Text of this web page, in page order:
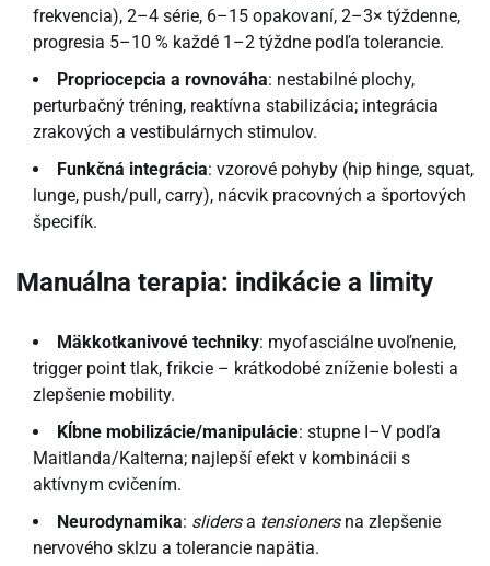
frekvencia), 2–4 série, 6–15 opakovaní, 2–3× týždenne,
progresia 5–10 % každé 1–2 týždne podľa tolerancie.
Propriocepcia a rovnováha: nestabilné plochy,
perturbačný tréning, reaktívna stabilizácia; integrácia
zrakových a vestibulárnych stimulov.
Funkčná integrácia: vzorové pohyby (hip hinge, squat,
lunge, push/pull, carry), nácvik pracovných a športových
špecifík.
Manuálna terapia: indikácie a limity
Mäkkotkanivové techniky: myofasciálne uvoľnenie,
trigger point tlak, frikcie – krátkodobé zníženie bolesti a
zlepšenie mobility.
Kĺbne mobilizácie/manipulácie: stupne I–V podľa
Maitlanda/Kalterna; najlepší efekt v kombinácii s
aktívnym cvičením.
Neurodynamika: slidersa tensionersna zlepšenie
nervového sklzu a tolerancie napätia.